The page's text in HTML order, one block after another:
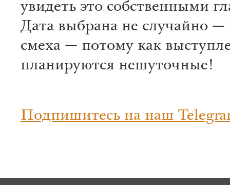
увидеть это собственными
Дата выбрана не случайно —
смеха — потому как
планируются нешуточные!
Подпишитесь на наш